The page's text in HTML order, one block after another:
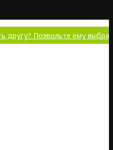
ему выбрать